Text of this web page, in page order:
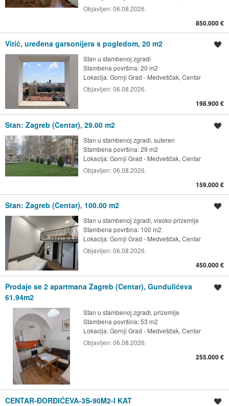
Objavljen:06.08.2026.
850.000 €
Vitić, uređena garsonijera s pogledom, 20 m2
Stan u stambenoj zgradi
Stambena površina: 20 m2
Lokacija:Gornji Grad - Medveščak, Centar
Objavljen:06.08.2026.
198.900 €
Stan: Zagreb (Centar), 29.00 m2
Stan u stambenoj zgradi, suteren
Stambena površina: 29 m2
Lokacija:Gornji Grad - Medveščak, Centar
Objavljen:06.08.2026.
159.000 €
Stan: Zagreb (Centar), 100.00 m2
Stan u stambenoj zgradi, visoko prizemlje
Stambena površina: 100 m2
Lokacija:Gornji Grad - Medveščak, Centar
Objavljen:06.08.2026.
450.000 €
Prodaje se 2 apartmana Zagreb (Centar), Gundulićeva
61.94m2
Stan u stambenoj zgradi, prizemlje
Stambena površina: 53 m2
Lokacija:Gornji Grad - Medveščak, Centar
Objavljen:06.08.2026.
255.000 €
CENTAR-ĐORĐIĆEVA-3S-90M2-I KAT